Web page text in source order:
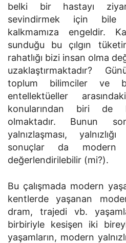
belki bir hastayı
sevindirmek için bile
kalkmamıza engeldir.
sunduğu bu çılgın
rahatlığı bizi insan olma
uzaklaştırmaktadır?
toplum bilimciler ve
entellektüeller
konularından biri de
olmaktadır. Bunun
yalnızlaşması,
sonuçlar da modern
değerlendirilebilir (mi?).
Bu çalışmada modern
kentlerde yaşanan
dram, trajedi vb.
birbiriyle kesişen iki
yaşamların, modern